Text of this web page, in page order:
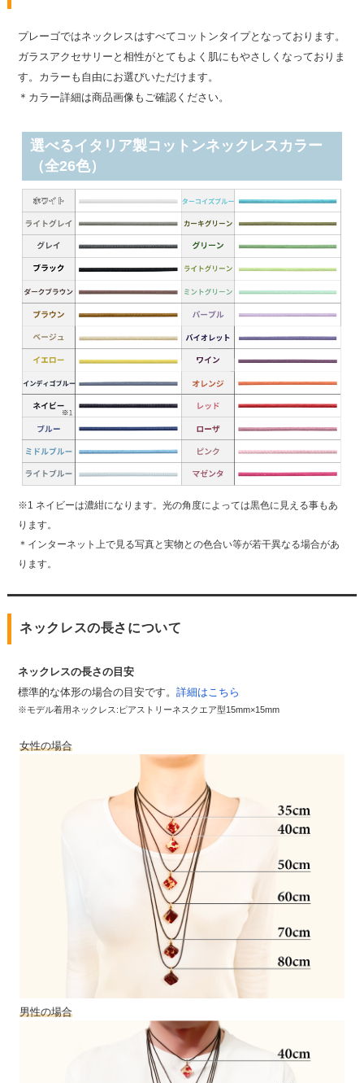
プレーゴではネックレスはすべてコットンタイプとなっております。
ガラスアクセサリーと相性がとてもよく肌にもやさしくなっておりま
す。カラーも自由にお選びいただけます。
＊カラー詳細は商品画像もご確認ください。
選べるイタリア製コットンネックレスカラー
（全26色）
※1 ネイビーは濃紺になります。光の角度によっては黒色に見える事もあ
ります。
＊インターネット上で見る写真と実物との色合い等が若干異なる場合があ
ります。
ネックレスの長さについて
ネックレスの長さの目安
標準的な体形の場合の目安です。 詳細はこちら
※モデル着用ネックレス:ピアストリーネスクエア型15mm×15mm
女性の場合
男性の場合